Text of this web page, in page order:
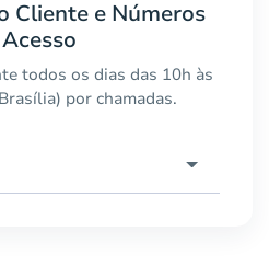
Cliente e Números
todos os dias das 10h às
por chamadas.